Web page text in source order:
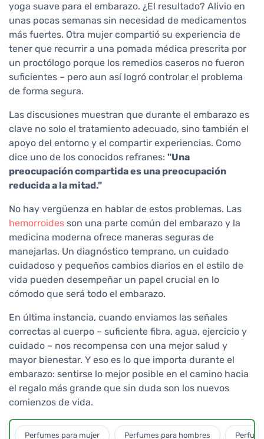
yoga suave para el embarazo. ¿El resultado? Alivio en
unas pocas semanas sin necesidad de medicamentos
más fuertes. Otra mujer compartió su experiencia de
tener que recurrir a una pomada médica prescrita por
un proctólogo porque los remedios caseros no fueron
suficientes – pero aun así logró controlar el problema
de forma segura.
Las discusiones muestran que durante el embarazo es
clave no solo el tratamiento adecuado, sino también el
apoyo del entorno y el compartir experiencias. Como
dice uno de los conocidos refranes: "Una
preocupación compartida es una preocupación
reducida a la mitad."
No hay vergüenza en hablar de estos problemas. Las
hemorroides son una parte común del embarazo y la
medicina moderna ofrece maneras seguras de
manejarlas. Un diagnóstico temprano, un cuidado
cuidadoso y pequeños cambios diarios en el estilo de
vida pueden desempeñar un papel crucial en lo
cómodo que será todo el embarazo.
En última instancia, cuando enviamos las señales
correctas al cuerpo – suficiente fibra, agua, ejercicio y
cuidado – nos recompensa con una mejor salud y
mayor bienestar. Y eso es lo que importa durante el
embarazo: sentirse lo mejor posible en el camino hacia
el regalo más grande que sin duda son los nuevos
comienzos de vida.
Perfumes para mujer Perfumes para hombres